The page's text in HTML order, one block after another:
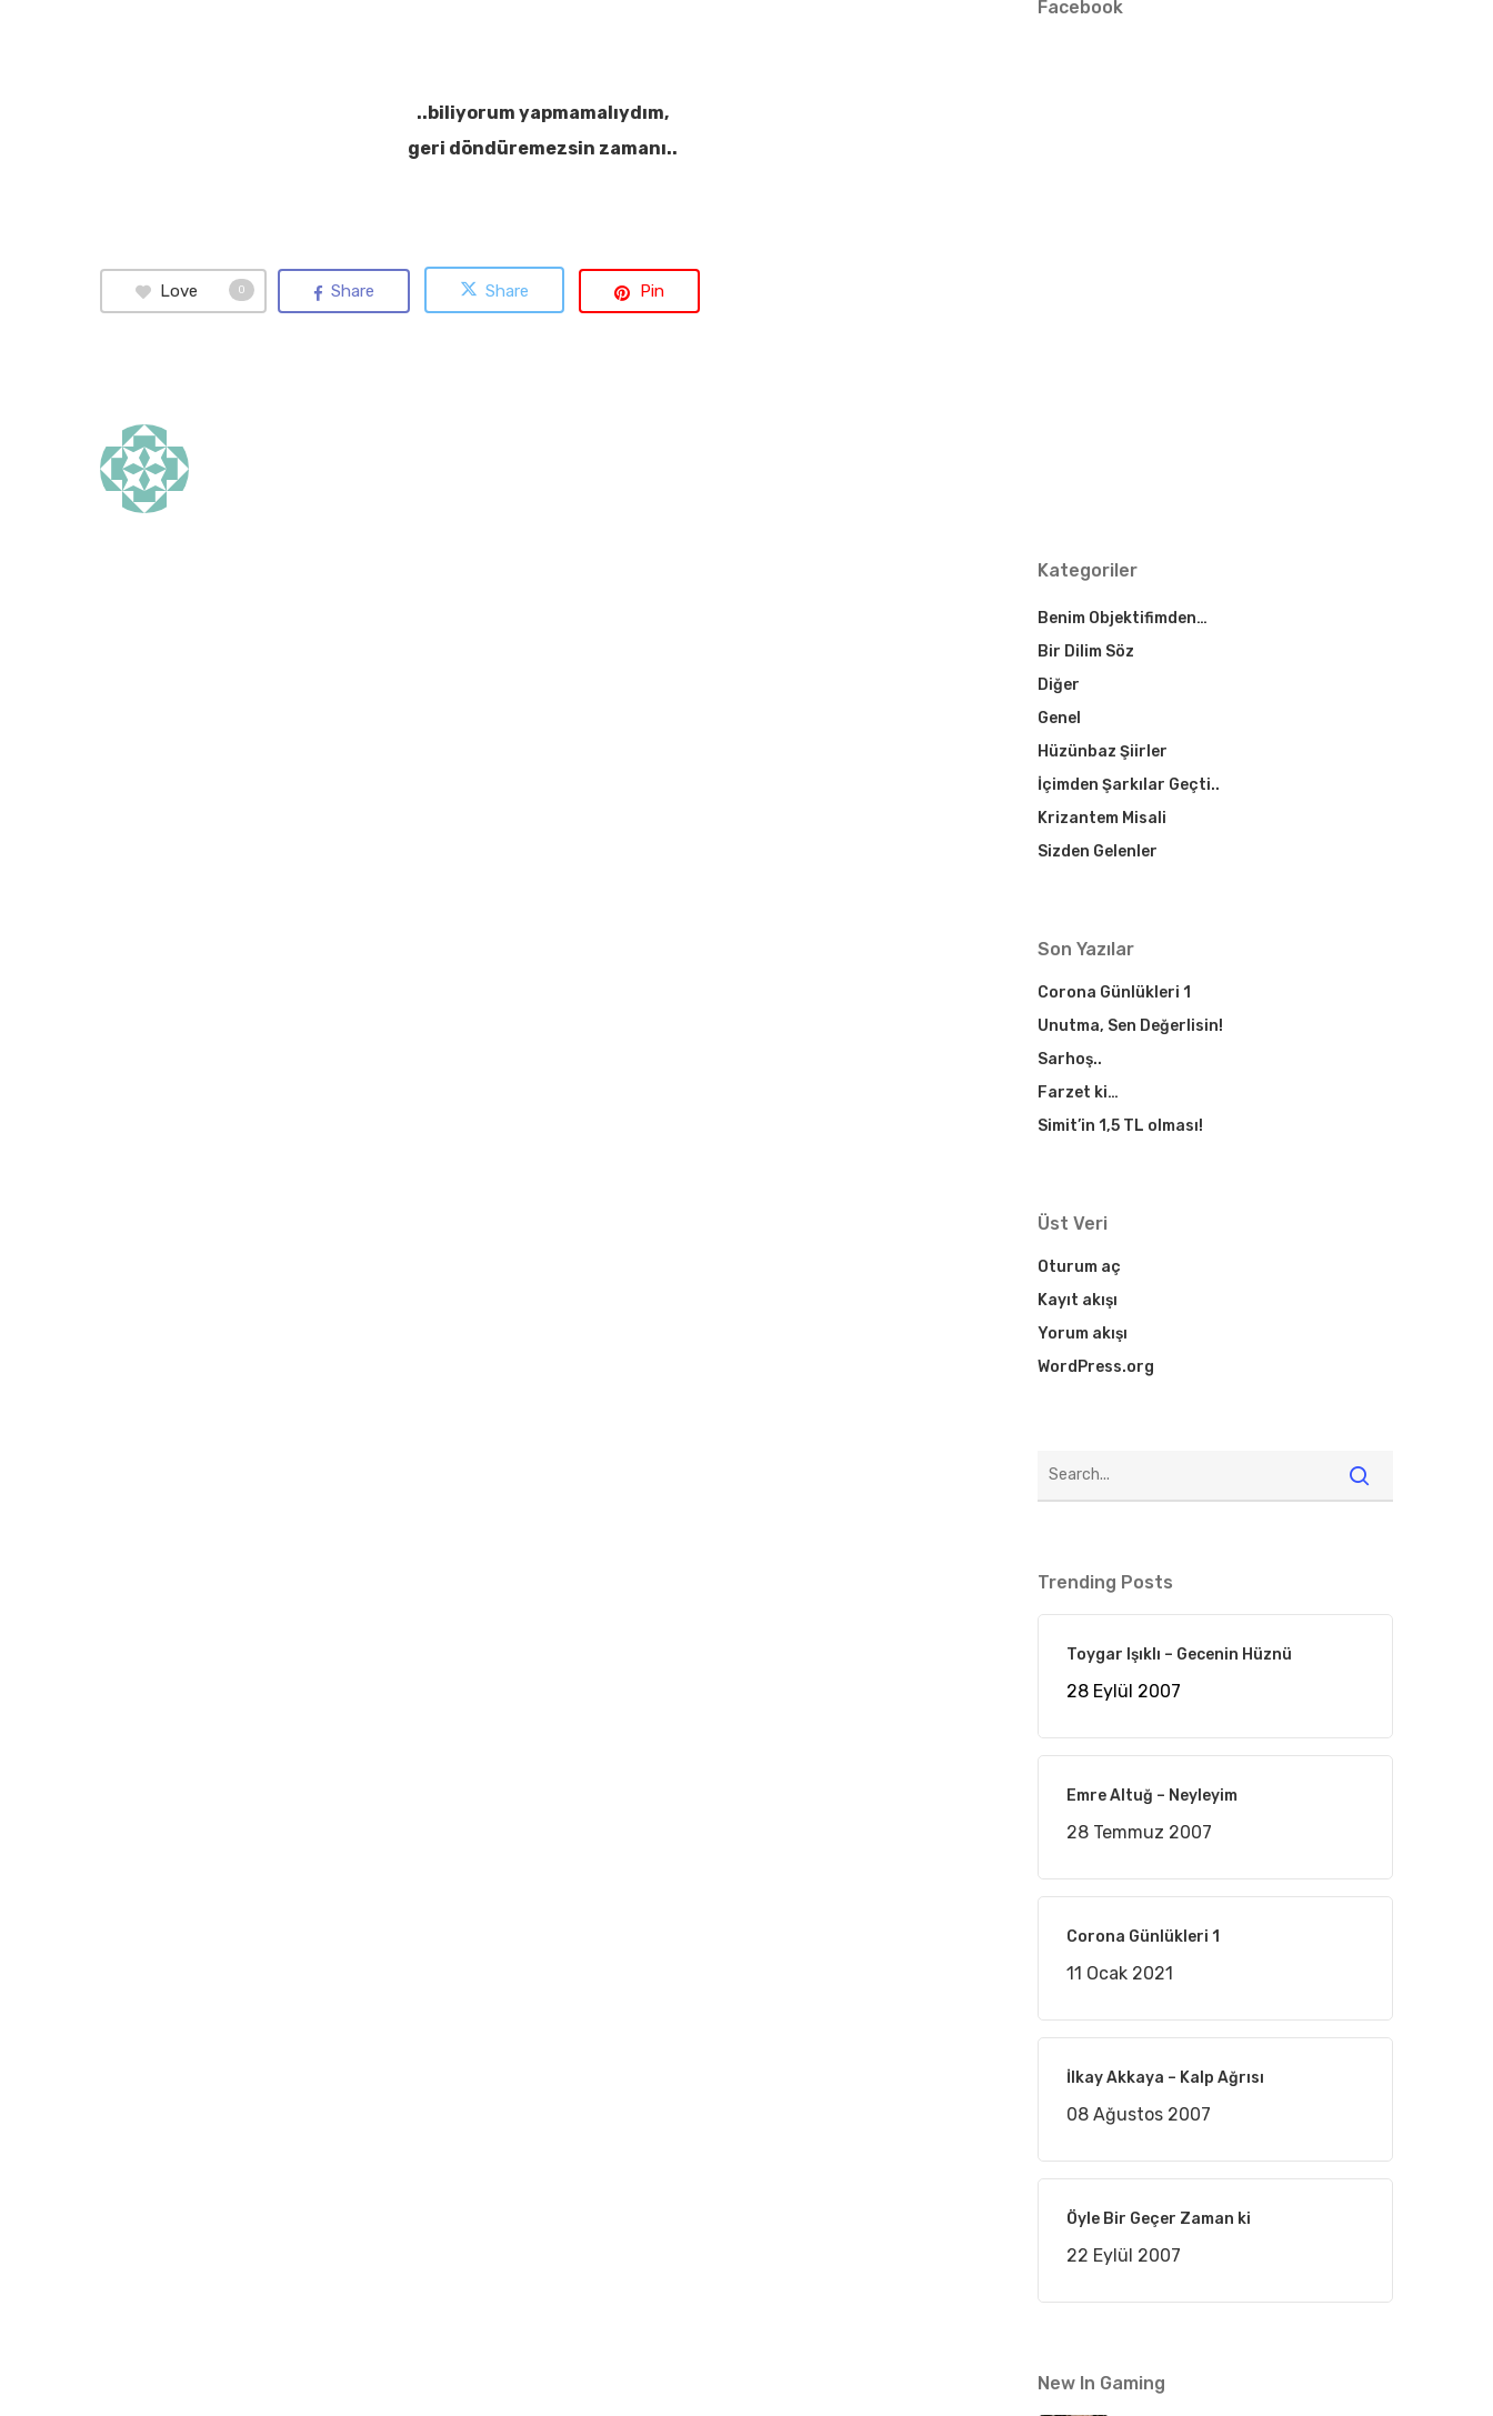
Hit enter to search or ESC to close
..biliyorum yapmamalıydım,
geri döndüremezsin zamanı..
Love 0 Share Share Pin
Facebook
Kategoriler
Benim Objektifimden…
Bir Dilim Söz
Diğer
Genel
Hüzünbaz Şiirler
İçimden Şarkılar Geçti..
Krizantem Misali
Sizden Gelenler
Son Yazılar
Corona Günlükleri 1
Unutma, Sen Değerlisin!
Sarhoş..
Farzet ki…
Simit’in 1,5 TL olması!
Üst Veri
Oturum aç
Kayıt akışı
Yorum akışı
WordPress.org
Trending Posts
Toygar Işıklı – Gecenin Hüznü
28 Eylül 2007
Emre Altuğ – Neyleyim
28 Temmuz 2007
Corona Günlükleri 1
11 Ocak 2021
İlkay Akkaya – Kalp Ağrısı
08 Ağustos 2007
Öyle Bir Geçer Zaman ki
22 Eylül 2007
New In Gaming